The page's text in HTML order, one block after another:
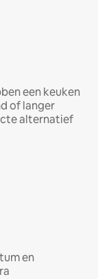
een keuken
of langer
alternatief
en